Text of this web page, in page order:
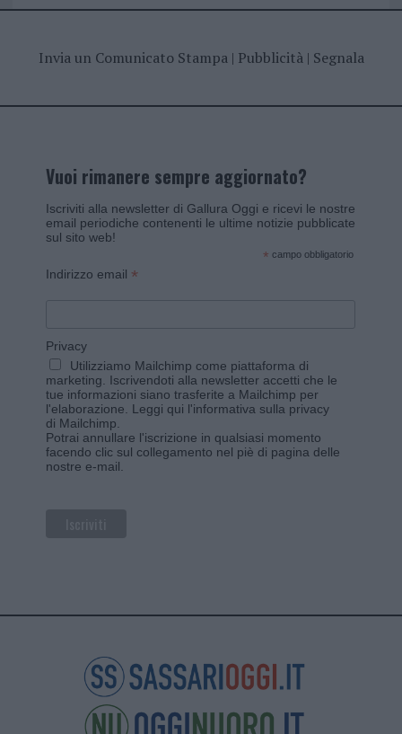
Invia un Comunicato Stampa| Pubblicità| Segnala
Vuoi rimanere sempre aggiornato?
Iscriviti alla newsletter di Gallura Oggi e ricevi le nostre
email periodiche contenenti le ultime notizie pubblicate
sul sito web!
* campo obbligatorio
Indirizzo email *
Privacy
Utilizziamo Mailchimp come piattaforma di
marketing. Iscrivendoti alla newsletter accetti che le
tue informazioni siano trasferite a Mailchimp per
l'elaborazione. Leggi qui l'informativa sulla privacy
di Mailchimp
Potrai annullare l'iscrizione in qualsiasi momento
facendo clic sul collegamento nel piè di pagina delle
nostre e-mail.